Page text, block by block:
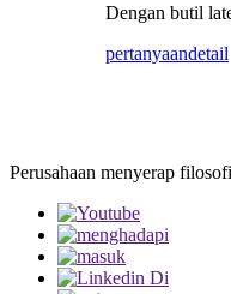
Dengan butil
pertanyaandetail
Perusahaan menyerap